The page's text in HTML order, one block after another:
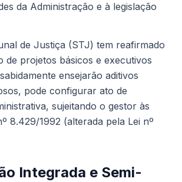
da Administração e à legislação
de Justiça (STJ) tem reafirmado
de projetos básicos e executivos
ensejarão aditivos
pode configurar ato de
sujeitando o gestor às
8.429/1992 (alterada pela Lei nº
Integrada e Semi-